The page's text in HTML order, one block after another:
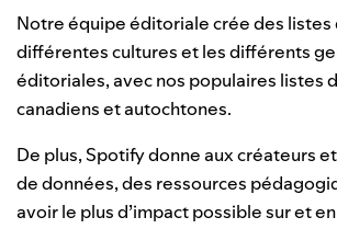
Notre équipe éditoriale crée des
différentes cultures et les différents
éditoriales, avec nos populaires listes
canadiens et autochtones.
De plus, Spotify donne aux créateurs
de données, des ressources
avoir le plus d’impact possible sur et